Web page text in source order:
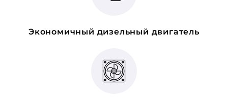
Экономичный дизельный двигатель